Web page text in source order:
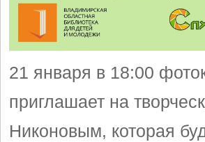
21 января в 18:00
приглашает на
Никоновым, которая